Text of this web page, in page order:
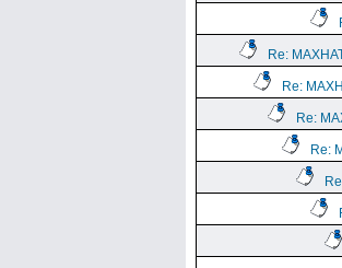
Re:
Re:
Re:
Re: